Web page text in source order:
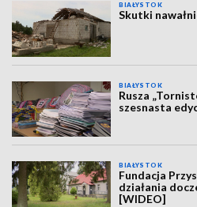
BIAŁYSTOK
Skutki
BIAŁYSTOK
Rusza
szesnasta
BIAŁYSTOK
Fundacja
działania
[WIDEO]